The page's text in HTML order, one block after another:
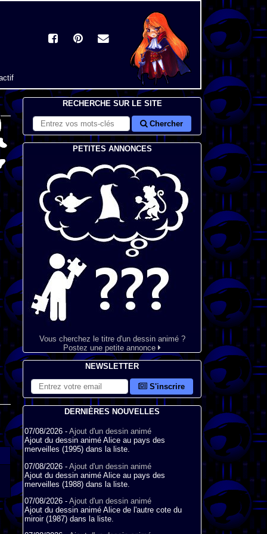
RECHERCHE SUR LE SITE
Chercher
PETITES ANNONCES
Vous cherchez le titre d'un dessin animé ?
Postez une petite annonce
NEWSLETTER
S'inscrire
DERNIÈRES NOUVELLES
07/08/2026 - Ajout d'un dessin animé
Ajout du dessin animé Alice au pays des
merveilles (1995) dans la liste.
07/08/2026 - Ajout d'un dessin animé
Ajout du dessin animé Alice au pays des
merveilles (1988) dans la liste.
07/08/2026 - Ajout d'un dessin animé
Ajout du dessin animé Alice de l'autre cote du
miroir (1987) dans la liste.